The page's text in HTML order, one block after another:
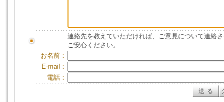
連絡先を教えていただければ、ご意見について連絡
ご安心ください。
お名前：
E-mail：
電話：